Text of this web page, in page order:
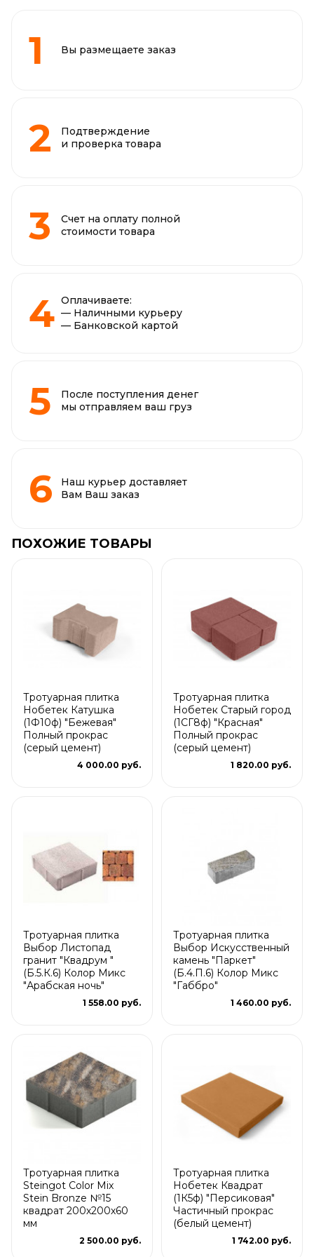
Вы размещаете заказ
Подтверждение
и проверка товара
Счет на оплату полной
стоимости товара
Оплачиваете:
— Наличными курьеру
— Банковской картой
После поступления денег
мы отправляем ваш груз
Наш курьер доставляет
Вам Ваш заказ
ПОХОЖИЕ ТОВАРЫ
Тротуарная плитка
Нобетек Катушка
(1Ф10ф) "Бежевая"
Полный прокрас
(серый цемент)
4 000.00 руб.
Тротуарная плитка
Нобетек Старый город
(1СГ8ф) "Красная"
Полный прокрас
(серый цемент)
1 820.00 руб.
Тротуарная плитка
Выбор Листопад
гранит "Квадрум "
(Б.5.К.6) Колор Микс
"Арабская ночь"
1 558.00 руб.
Тротуарная плитка
Выбор Искусственный
камень "Паркет"
(Б.4.П.6) Колор Микс
"Габбро"
1 460.00 руб.
Тротуарная плитка
Steingot Color Mix
Stein Bronze №15
квадрат 200х200х60
мм
2 500.00 руб.
Тротуарная плитка
Нобетек Квадрат
(1К5ф) "Персиковая"
Частичный прокрас
(белый цемент)
1 742.00 руб.